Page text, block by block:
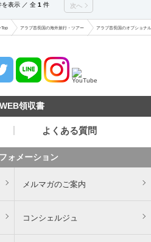
を表示 ／ 全 1 件 次へ
Top アラブ首長国の海外旅行・ツアー アラブ首長国のオプショナ
WEB領収書
よくある質問
ォメーション
メルマガのご案内
コンシェルジュ